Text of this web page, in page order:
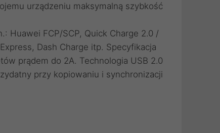
urządzeniu maksymalną szybkość
Huawei FCP/SCP, Quick Charge 2.0 /
Dash Charge itp. Specyfikacja
prądem do 2A. Technologia USB 2.0
przy kopiowaniu i synchronizacji